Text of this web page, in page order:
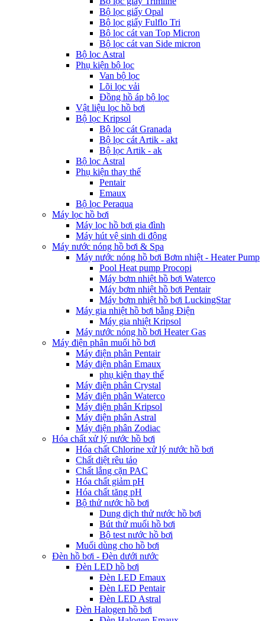
Bộ lọc giấy Opal
Bộ lọc giấy Fulflo Tri
Bộ lọc cát van Top Micron
Bộ lọc cát van Side micron
Bộ lọc Astral
Phụ kiện bộ lọc
Van bộ lọc
Lõi lọc vải
Đồng hồ áp bộ lọc
Vật liệu lọc hồ bơi
Bộ lọc Kripsol
Bộ lọc cát Granada
Bộ lọc cát Artik - akt
Bộ lọc Artik - ak
Bộ lọc Astral
Phụ kiện thay thế
Pentair
Emaux
Bộ lọc Peraqua
Máy lọc hồ bơi
Máy lọc hồ bơi gia đình
Máy hút vệ sinh di động
Máy nước nóng hồ bơi & Spa
Máy nước nóng hồ bơi Bơm nhiệt - Heater Pump
Pool Heat pump Procopi
Máy bơm nhiệt hồ bơi Waterco
Máy bơm nhiệt hồ bơi Pentair
Máy bơm nhiệt hồ bơi LuckingStar
Máy gia nhiệt hồ bơi bằng Điện
Máy gia nhiệt Kripsol
Máy nước nóng hồ bơi Heater Gas
Máy điện phân muối hồ bơi
Máy điện phân Pentair
Máy điện phân Emaux
phụ kiện thay thế
Máy điện phân Crystal
Máy điện phân Waterco
Máy điện phân Kripsol
Máy điện phân Astral
Máy điện phân Zodiac
Hóa chất xử lý nước hồ bơi
Hóa chất Chlorine xử lý nước hồ bơi
Chất diệt rêu tảo
Chất lắng cặn PAC
Hóa chất giảm pH
Hóa chất tăng pH
Bộ thử nước hồ bơi
Dung dịch thử nước hồ bơi
Bút thử muối hồ bơi
Bộ test nước hồ bơi
Muối dùng cho hồ bơi
Đèn hồ bơi - Đèn dưới nước
Đèn LED hồ bơi
Đèn LED Emaux
Đèn LED Pentair
Đèn LED Astral
Đèn Halogen hồ bơi